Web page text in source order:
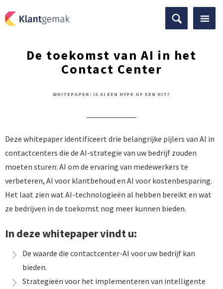
De toekomst van AI in het
Contact Center
WHITEPAPER: IS AI EEN HYPE OF EEN HIT?
Deze whitepaper identificeert drie belangrijke pijlers van AI in
contactcenters die de AI-strategie van uw bedrijf zouden
moeten sturen: AI om de ervaring van medewerkers te
verbeteren, AI voor klantbehoud en AI voor kostenbesparing.
Het laat zien wat AI-technologieën al hebben bereikt en wat
ze bedrijven in de toekomst nog meer kunnen bieden.
In deze whitepaper vindt u:
De waarde die contactcenter-AI voor uw bedrijf kan
bieden.
Strategieën voor het implementeren van intelligente